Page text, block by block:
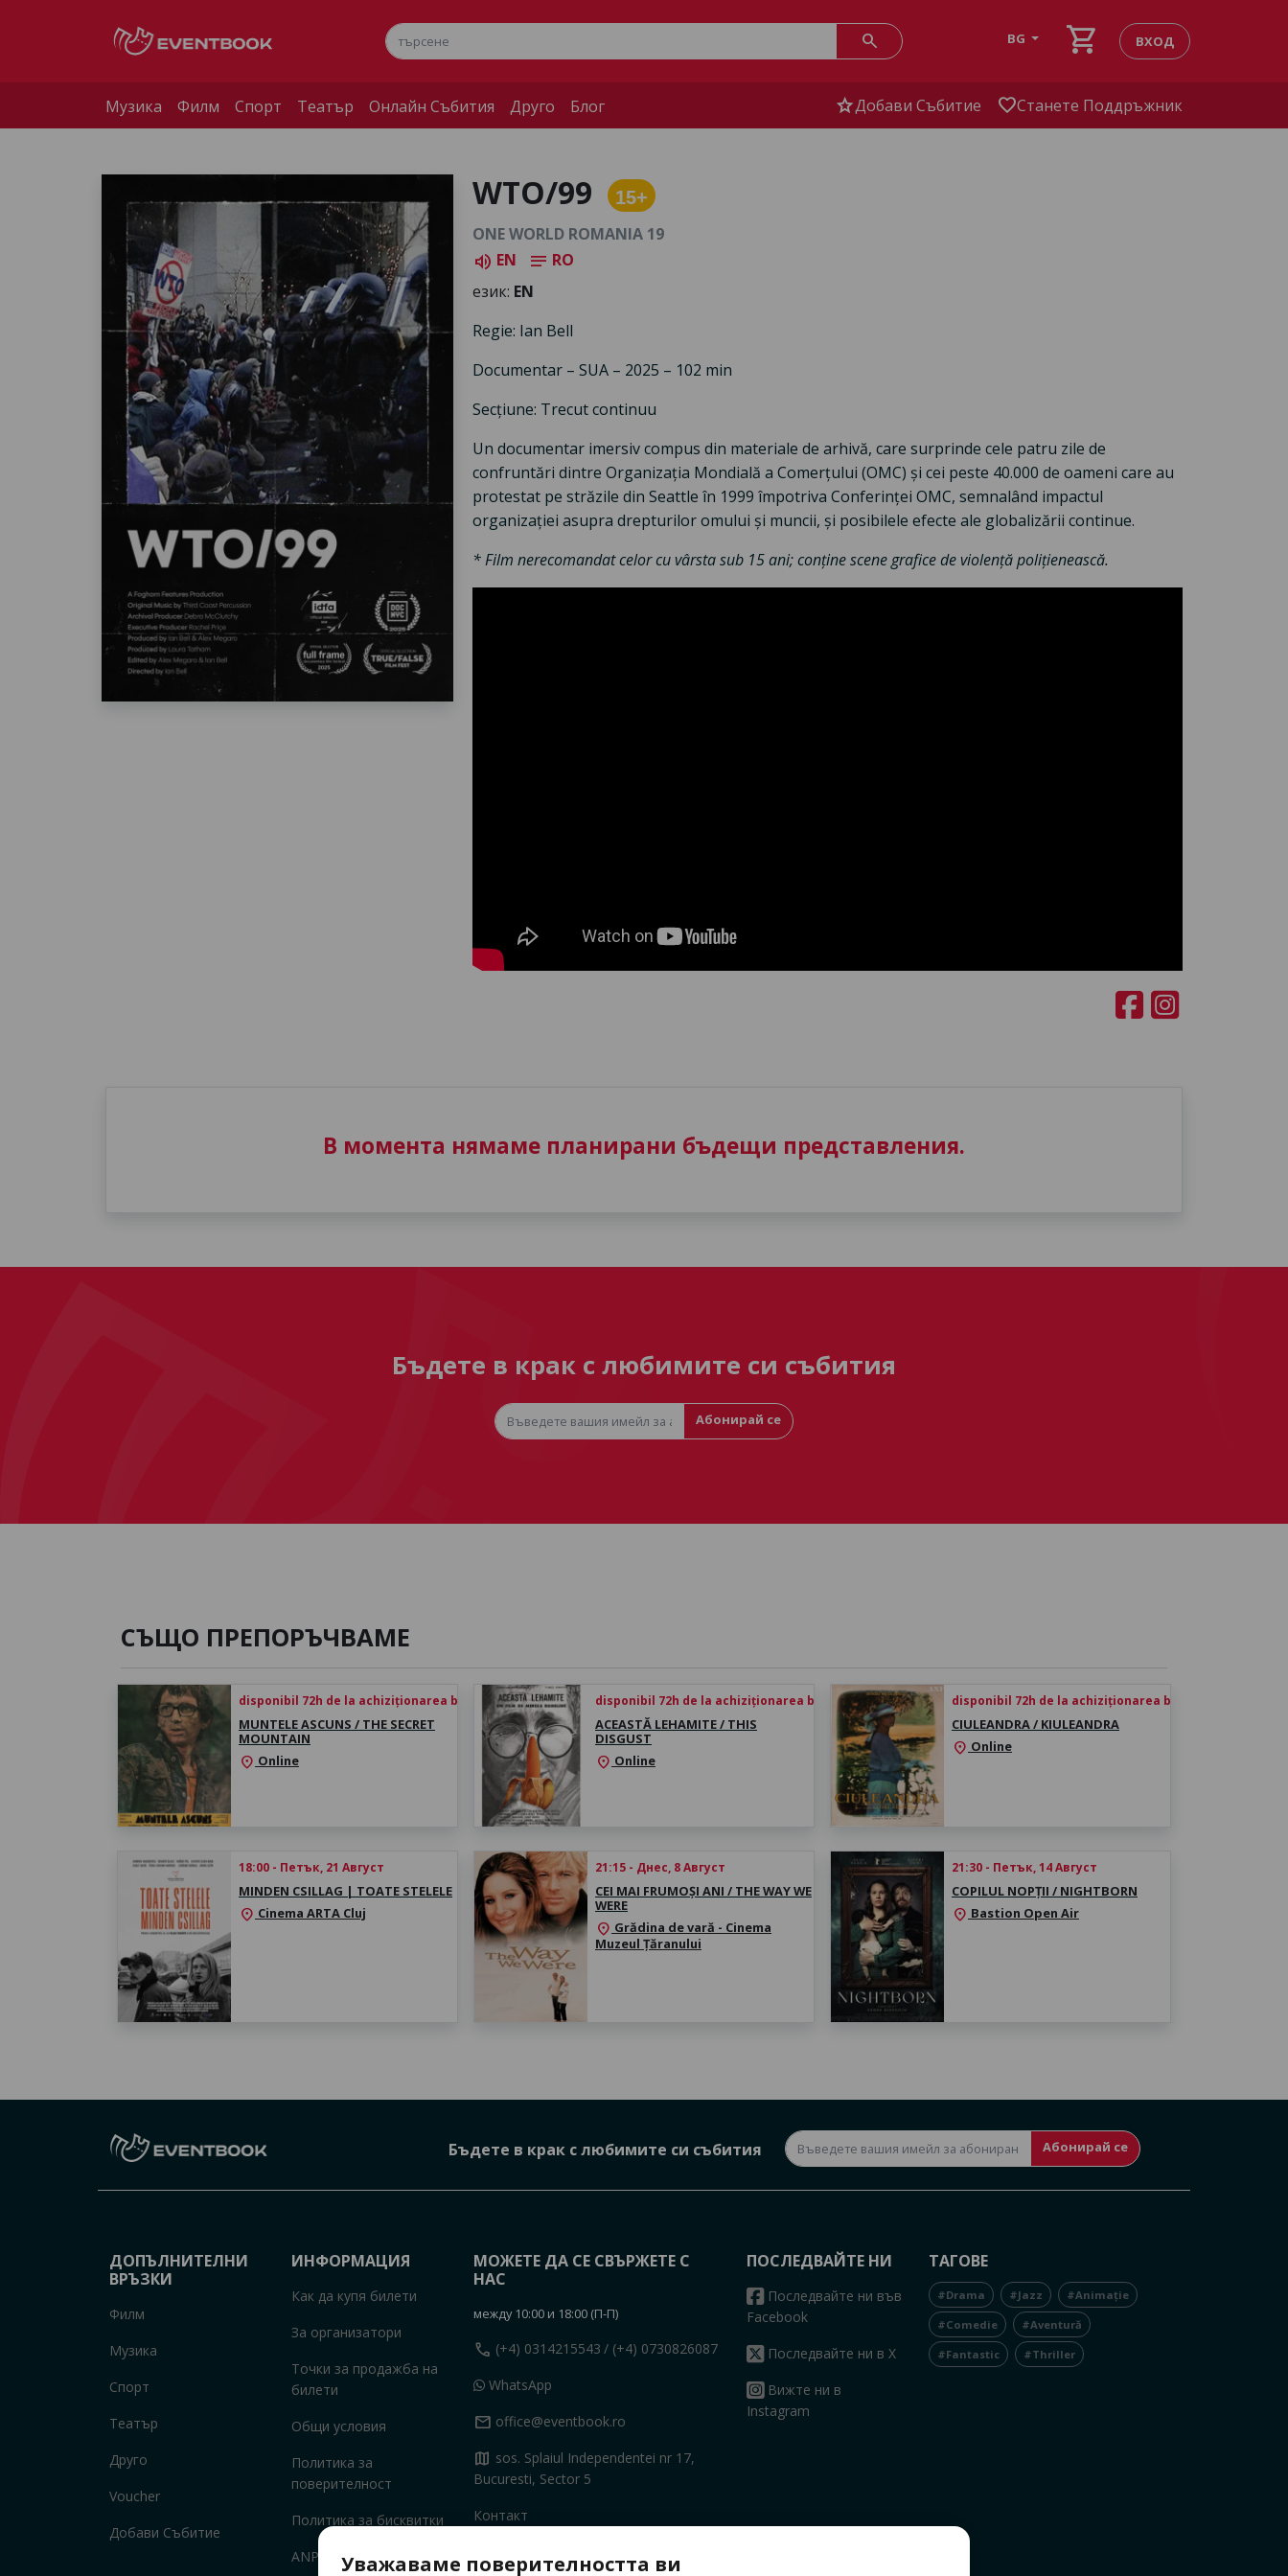
search BG shopping_cart ВХОД
Музика Филм Спорт Театър Онлайн Събития Друго Блог starДобави Събитие favoriteСтанете Поддръжник
WTO/99
15+
ONE WORLD ROMANIA 19
volume_up EN notes RO
език: EN
Regie: Ian Bell
Documentar – SUA – 2025 – 102 min
Secțiune: Trecut continuu
Un documentar imersiv compus din materiale de arhivă, care surprinde cele patru zile de
confruntări dintre Organizația Mondială a Comerțului (OMC) și cei peste 40.000 de oameni care au
protestat pe străzile din Seattle în 1999 împotriva Conferinței OMC, semnalând impactul
organizației asupra drepturilor omului și muncii, și posibilele efecte ale globalizării continue.
* Film nerecomandat celor cu vârsta sub 15 ani; conține scene grafice de violență polițienească.
В момента нямаме планирани бъдещи представления.
Бъдете в крак с любимите си събития
Абонирай се
СЪЩО ПРЕПОРЪЧВАМЕ
disponibil 72h de la achiziționarea biletului
MUNTELE ASCUNS / THE SECRET
MOUNTAIN
location_on Online
disponibil 72h de la achiziționarea biletului
ACEASTĂ LEHAMITE / THIS
DISGUST
location_on Online
disponibil 72h de la achiziționarea biletului
CIULEANDRA / KIULEANDRA
location_on Online
18:00 - Петък, 21 Август
MINDEN CSILLAG | TOATE STELELE
location_on Cinema ARTA Cluj
21:15 - Днес, 8 Август
CEI MAI FRUMOȘI ANI / THE WAY WE
WERE
location_on Grădina de vară - Cinema
Muzeul Țăranului
21:30 - Петък, 14 Август
COPILUL NOPȚII / NIGHTBORN
location_on Bastion Open Air
Бъдете в крак с любимите си събития Абонирай се
ДОПЪЛНИТЕЛНИ
ВРЪЗКИ
Филм
Музика
Спорт
Театър
Друго
Voucher
Добави Събитие
ИНФОРМАЦИЯ
Как да купя билети
За организатори
Точки за продажба на
билети
Общи условия
Политика за
поверителност
Политика за бисквитки
ANPC
МОЖЕТЕ ДА СЕ СВЪРЖЕТЕ С
НАС
между 10:00 и 18:00 (П-П)
call (+4) 0314215543 / (+4) 0730826087
WhatsApp
mail office@eventbook.ro
map sos. Splaiul Independentei nr 17,
Bucuresti, Sector 5
Контакт
ПОСЛЕДВАЙТЕ НИ
Последвайте ни във
Facebook
Последвайте ни в X
Вижте ни в
Instagram
ТАГОВЕ
#Drama #Jazz #Animație
#Comedie #Aventură
#Fantastic #Thriller
Уважаваме поверителността ви